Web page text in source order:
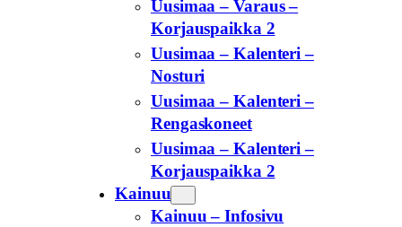
Uusimaa – Varaus –
Korjauspaikka 2
Uusimaa – Kalenteri –
Nosturi
Uusimaa – Kalenteri –
Rengaskoneet
Uusimaa – Kalenteri –
Korjauspaikka 2
Kainuu
Kainuu – Infosivu